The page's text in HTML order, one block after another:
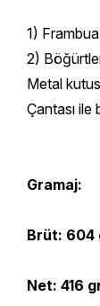
1)
2)
Metal
Çantası ile
Gramaj:
Brüt: 604
Net: 416